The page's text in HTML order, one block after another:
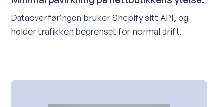
Dataoverføringen bruker Shopify sitt API, og
holder trafikken begrenset for normal drift.